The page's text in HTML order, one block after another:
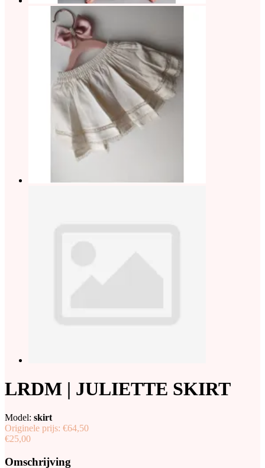
LRDM | JULIETTE SKIRT
Model: skirt
Originele prijs: €64,50
€25,00
Omschrijving